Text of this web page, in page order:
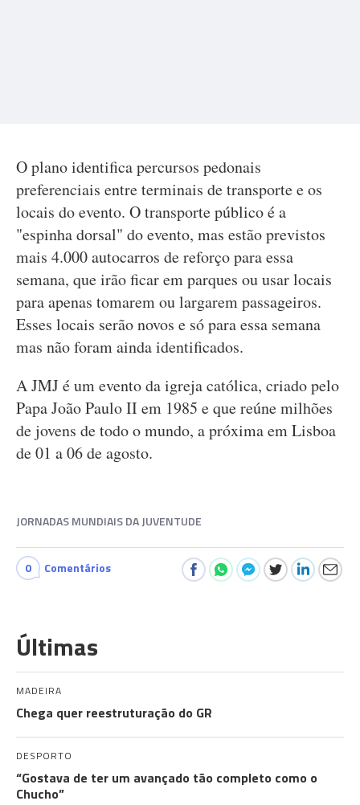
O plano identifica percursos pedonais
preferenciais entre terminais de transporte e os
locais do evento. O transporte público é a
"espinha dorsal" do evento, mas estão previstos
mais 4.000 autocarros de reforço para essa
semana, que irão ficar em parques ou usar locais
para apenas tomarem ou largarem passageiros.
Esses locais serão novos e só para essa semana
mas não foram ainda identificados.
A JMJ é um evento da igreja católica, criado pelo
Papa João Paulo II em 1985 e que reúne milhões
de jovens de todo o mundo, a próxima em Lisboa
de 01 a 06 de agosto.
JORNADAS MUNDIAIS DA JUVENTUDE
0 Comentários
Últimas
MADEIRA
Chega quer reestruturação do GR
DESPORTO
“Gostava de ter um avançado tão completo como o
Chucho”